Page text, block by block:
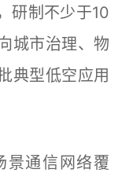
研制不少于10
城市治理、物
典型低空应用
通信网络覆